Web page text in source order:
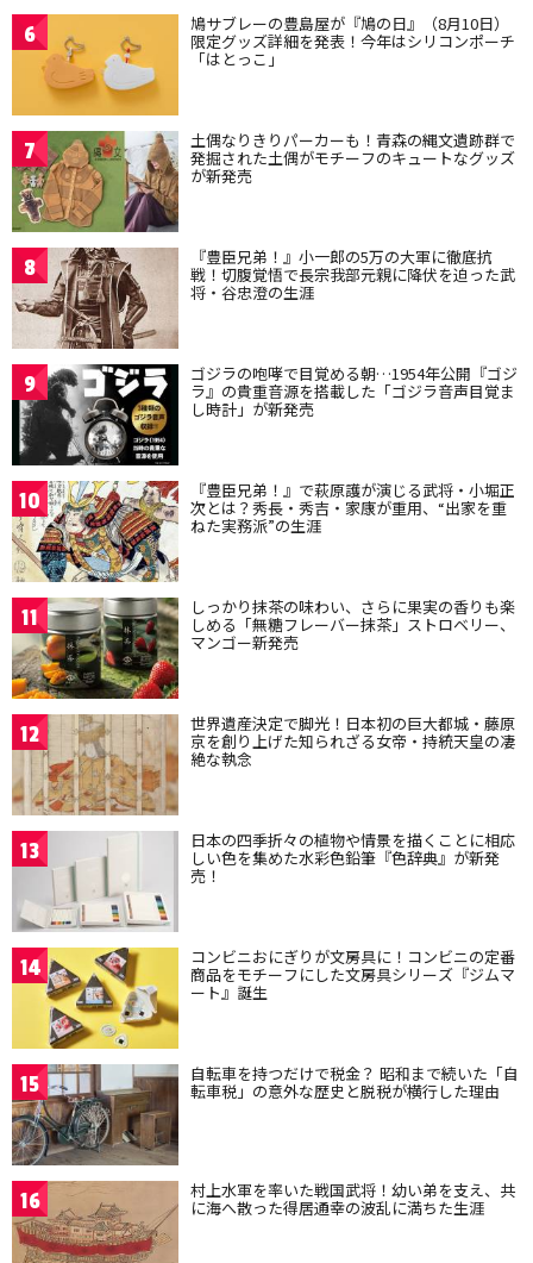
6 鳩サブレーの豊島屋が『鳩の日』（8月10日）
限定グッズ詳細を発表！今年はシリコンポーチ
「はとっこ」
7 土偶なりきりパーカーも！青森の縄文遺跡群で
発掘された土偶がモチーフのキュートなグッズ
が新発売
8 『豊臣兄弟！』小一郎の5万の大軍に徹底抗
戦！切腹覚悟で長宗我部元親に降伏を迫った武
将・谷忠澄の生涯
9 ゴジラの咆哮で目覚める朝…1954年公開『ゴジ
ラ』の貴重音源を搭載した「ゴジラ音声目覚ま
し時計」が新発売
10 『豊臣兄弟！』で萩原護が演じる武将・小堀正
次とは？秀長・秀吉・家康が重用、“出家を重
ねた実務派”の生涯
11 しっかり抹茶の味わい、さらに果実の香りも楽
しめる「無糖フレーバー抹茶」ストロベリー、
マンゴー新発売
12 世界遺産決定で脚光！日本初の巨大都城・藤原
京を創り上げた知られざる女帝・持統天皇の凄
絶な執念
13 日本の四季折々の植物や情景を描くことに相応
しい色を集めた水彩色鉛筆『色辞典』が新発
売！
14 コンビニおにぎりが文房具に！コンビニの定番
商品をモチーフにした文房具シリーズ『ジムマ
ート』誕生
15 自転車を持つだけで税金？ 昭和まで続いた「自
転車税」の意外な歴史と脱税が横行した理由
16 村上水軍を率いた戦国武将！幼い弟を支え、共
に海へ散った得居通幸の波乱に満ちた生涯